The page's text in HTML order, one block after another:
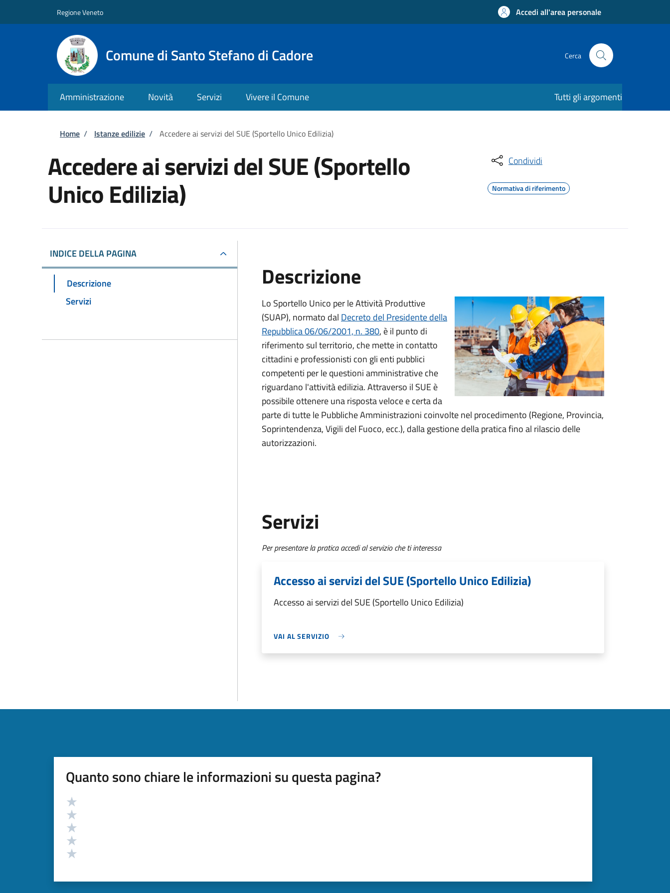
Regione Veneto Accedi all'area personale
Comune di Santo Stefano di Cadore Cerca
Amministrazione Novità Servizi Vivere il Comune Tutti gli argomenti
Briciole di pane
Home / Istanze edilizie / Accedere ai servizi del SUE (Sportello Unico Edilizia)
Accedere ai servizi del SUE (Sportello
Unico Edilizia)
Condividi
Normativa di riferimento
INDICE DELLA PAGINA
Descrizione
Servizi
Descrizione
Lo Sportello Unico per le Attività Produttive
(SUAP), normato dal Decreto del Presidente della
Repubblica 06/06/2001, n. 380, è il punto di
riferimento sul territorio, che mette in contatto
cittadini e professionisti con gli enti pubblici
competenti per le questioni amministrative che
riguardano l'attività edilizia. Attraverso il SUE è
possibile ottenere una risposta veloce e certa da
parte di tutte le Pubbliche Amministrazioni coinvolte nel procedimento (Regione, Provincia,
Soprintendenza, Vigili del Fuoco, ecc.), dalla gestione della pratica fino al rilascio delle
autorizzazioni.
Servizi
Per presentare la pratica accedi al servizio che ti interessa
Accesso ai servizi del SUE (Sportello Unico Edilizia)
Accesso ai servizi del SUE (Sportello Unico Edilizia)
VAI AL SERVIZIO
Quanto sono chiare le informazioni su questa pagina?
Valutazione